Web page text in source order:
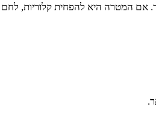
המטרה היא להפחית קלוריות, לחם